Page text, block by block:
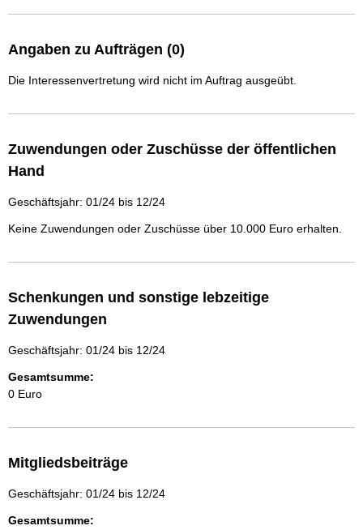
Angaben zu Aufträgen (0)
Die Interessenvertretung wird nicht im Auftrag ausgeübt.
Zuwendungen oder Zuschüsse der öffentlichen
Hand
Geschäftsjahr: 01/24 bis 12/24
Keine Zuwendungen oder Zuschüsse über 10.000 Euro erhalten.
Schenkungen und sonstige lebzeitige
Zuwendungen
Geschäftsjahr: 01/24 bis 12/24
Gesamtsumme:
0 Euro
Mitgliedsbeiträge
Geschäftsjahr: 01/24 bis 12/24
Gesamtsumme: